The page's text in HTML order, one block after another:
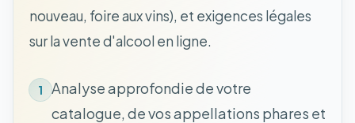
nouveau, foire aux vins), et exigences légales
sur la vente d'alcool en ligne.
1
Analyse approfondie de votre
catalogue, de vos appellations phares et